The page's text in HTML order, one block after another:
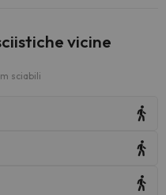
vicine
sciabili